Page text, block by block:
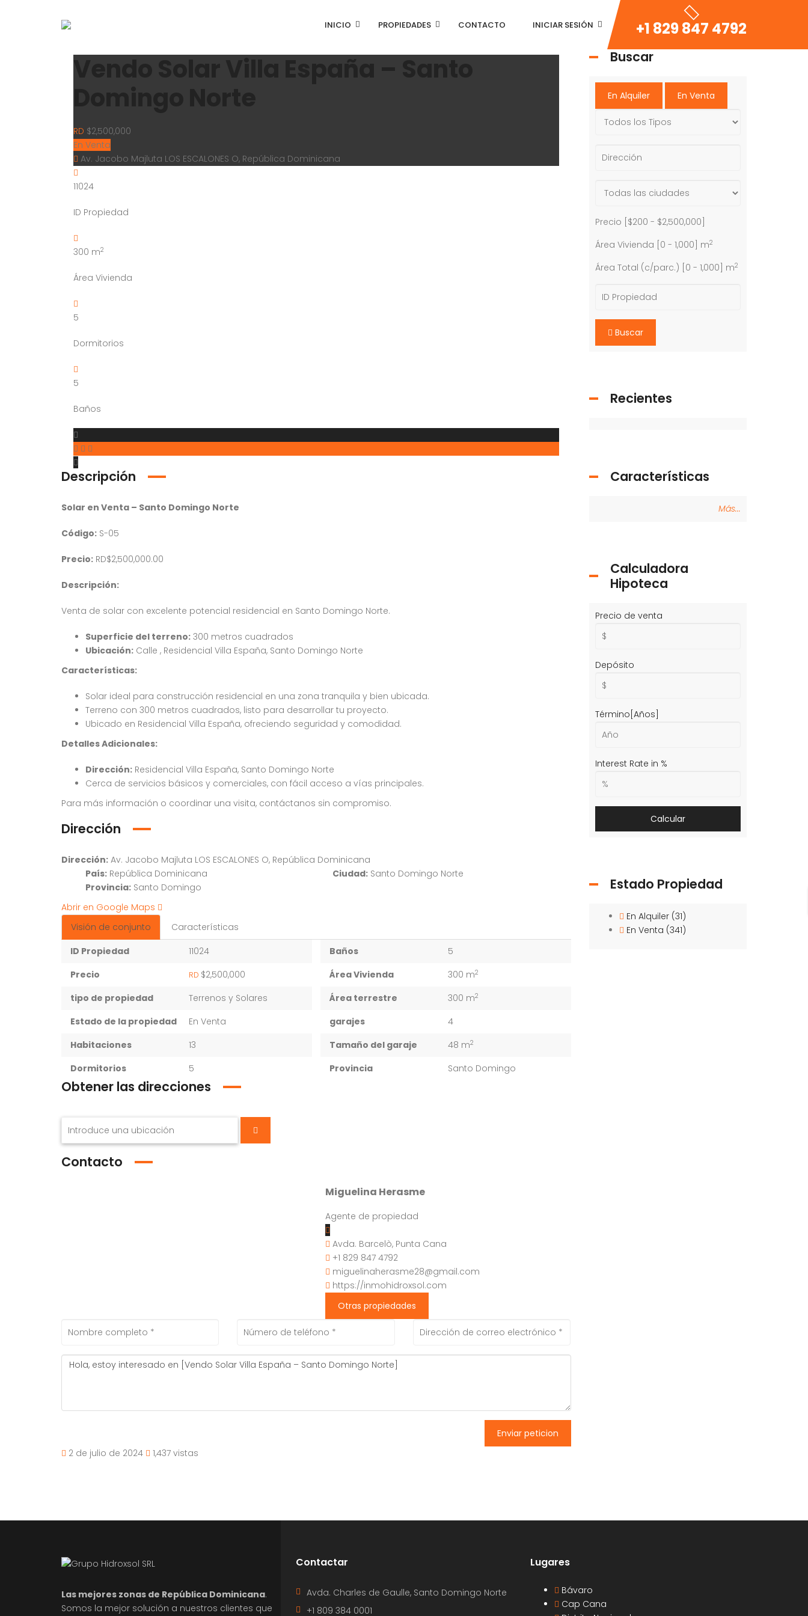
INICIO PROPIEDADES CONTACTO INICIAR SESIÓN +1 829 847 4792
RD $2,500,000
En Venta
Av. Jacobo Majluta LOS ESCALONES O, República Dominicana
11024
ID Propiedad
300 m2
Área Vivienda
5
Dormitorios
5
Baños
Descripción
Solar en Venta – Santo Domingo Norte
Código: S-05
Precio: RD$2,500,000.00
Descripción:
Venta de solar con excelente potencial residencial en Santo Domingo Norte.
Superficie del terreno: 300 metros cuadrados
Ubicación: Calle , Residencial Villa España, Santo Domingo Norte
Características:
Solar ideal para construcción residencial en una zona tranquila y bien ubicada.
Terreno con 300 metros cuadrados, listo para desarrollar tu proyecto.
Ubicado en Residencial Villa España, ofreciendo seguridad y comodidad.
Detalles Adicionales:
Dirección: Residencial Villa España, Santo Domingo Norte
Cerca de servicios básicos y comerciales, con fácil acceso a vías principales.
Para más información o coordinar una visita, contáctanos sin compromiso.
Dirección
Dirección: Av. Jacobo Majluta LOS ESCALONES O, República Dominicana
País: República Dominicana
Provincia: Santo Domingo
Ciudad: Santo Domingo Norte
Abrir en Google Maps
Visión de conjunto
Características
ID Propiedad
11024
Precio
RD $2,500,000
tipo de propiedad
Terrenos y Solares
Estado de la propiedad
En Venta
Habitaciones
13
Dormitorios
5
Baños
5
Área Vivienda
300 m2
Área terrestre 300 m2
garajes
4
Tamaño del garaje
48 m2
Provincia Santo Domingo
Obtener las direcciones
Contacto
Miguelina Herasme
Agente de propiedad
Avda. Barcelò, Punta Cana
+1 829 847 4792
miguelinaherasme28@gmail.com
https://inmohidroxsol.com
Otras propiedades
Enviar peticion
2 de julio de 2024
1,437 vistas
Buscar
En Alquiler En Venta
Precio [ $200 - $2,500,000
Área Vivienda [ 0 - 1,000 ] m2
Área Total (c/parc.) [ 0 - 1,000 ] m2
Buscar
Recientes
Características
Más...
Calculadora
Hipoteca
Precio de venta
Depósito
Término[Años]
Interest Rate in %
Calcular
Estado Propiedad
En Alquiler (31)
En Venta (341)
Las mejores zonas de República Dominicana.
Somos la mejor solución a nuestros clientes que
Contactar
Avda. Charles de Gaulle, Santo Domingo Norte
+1 809 384 0001
Lugares
Bávaro
Cap Cana